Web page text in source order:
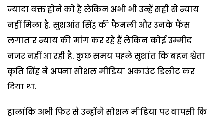
ज्यादा वक्त होने को है लेकिन अभी भी उन्हें सही से न्याय
नहीं मिला है. सुशआंत सिंह की फैमली और उनके फैंस
लगातार न्याय की मांग कर रहे हैं लेकिन कोई उम्मीद
नजर नहीं आ रही है. कुछ समय पहले सुशांत कि बहन श्वेता
कृति सिंह ने अपना सोशल मीडिया अकाउंट डिलीट कर
दिया था.
हालांकि अभी फिर से उन्होंने सोशल मीडिया पर वापसी कि